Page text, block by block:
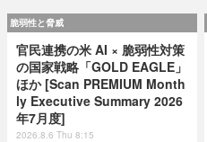
脆弱性と脅威
官民連携の米 AI × 脆弱性対策
の国家戦略「GOLD EAGLE」
ほか [Scan PREMIUM Month
ly Executive Summary 2026
年7月度]
2026.8.6 Thu 8:15